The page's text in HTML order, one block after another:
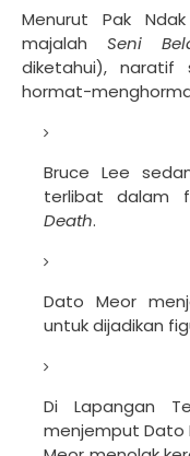
Menurut Pak
majalah Seni
diketahui), naratif
hormat-
Bruce Lee
terlibat dalam
Death.
Dato Meor
untuk dijadikan
Di Lapangan
menjemput Dato